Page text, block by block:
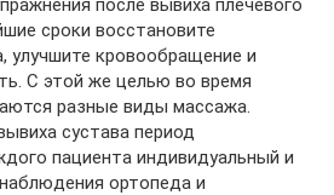
после вывиха плечевого
сроки восстановите
улучшите кровообращение и
С этой же целью во время
разные виды массажа.
сустава период
пациента индивидуальный и
ортопеда и